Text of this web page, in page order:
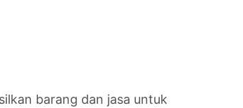
barang dan jasa untuk